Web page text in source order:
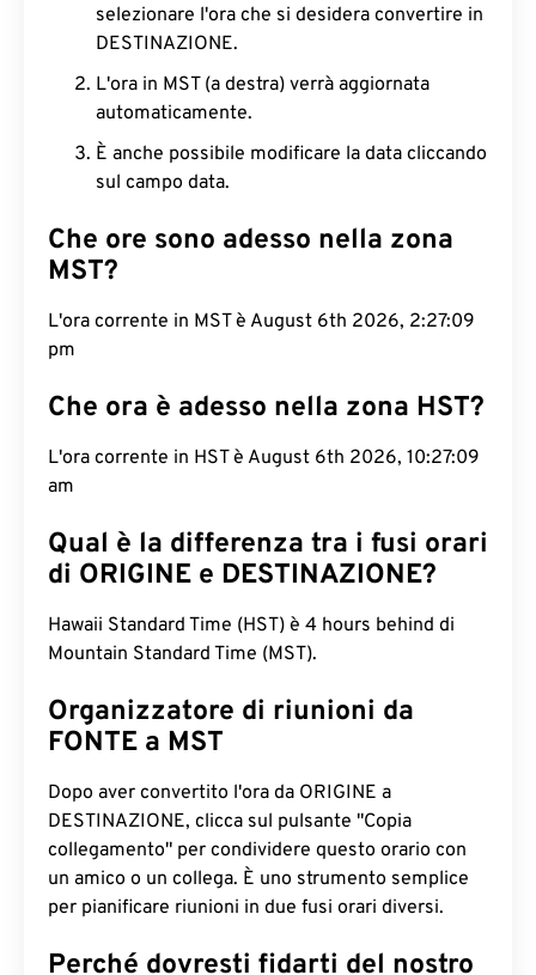
selezionare l'ora che si desidera convertire in
DESTINAZIONE.
L'ora in MST (a destra) verrà aggiornata
automaticamente.
È anche possibile modificare la data cliccando
sul campo data.
Che ore sono adesso nella zona
MST?
L'ora corrente in MST è August 6th 2026, 2:27:10
pm
Che ora è adesso nella zona HST?
L'ora corrente in HST è August 6th 2026, 10:27:10
am
Qual è la differenza tra i fusi orari
di ORIGINE e DESTINAZIONE?
Hawaii Standard Time (HST) è 4 hours behind di
Mountain Standard Time (MST).
Organizzatore di riunioni da
FONTE a MST
Dopo aver convertito l'ora da ORIGINE a
DESTINAZIONE, clicca sul pulsante "Copia
collegamento" per condividere questo orario con
un amico o un collega. È uno strumento semplice
per pianificare riunioni in due fusi orari diversi.
Perché dovresti fidarti del nostro